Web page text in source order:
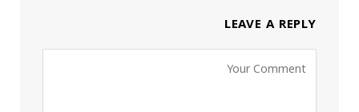
LEAVE A REPLY